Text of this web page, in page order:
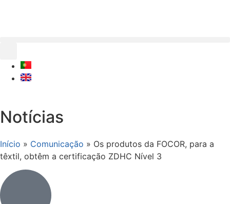
Notícias
Início » Comunicação » Os produtos da FOCOR, para a
têxtil, obtêm a certificação ZDHC Nível 3